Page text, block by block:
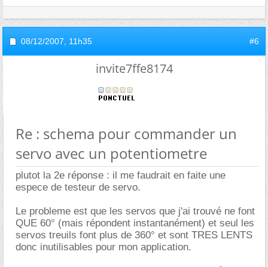
08/12/2007, 11h35 #6
invite7ffe8174
Re : schema pour commander un
servo avec un potentiometre
plutot la 2e réponse : il me faudrait en faite une
espece de testeur de servo.
Le probleme est que les servos que j'ai trouvé ne font
QUE 60° (mais répondent instantanément) et seul les
servos treuils font plus de 360° et sont TRES LENTS
donc inutilisables pour mon application.